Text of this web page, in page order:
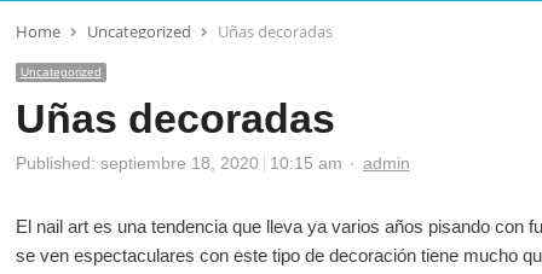
Home Uncategorized Uñas decoradas
Uncategorized
Uñas decoradas
Published: septiembre 18, 2020 10:15 am Author
admin
El nail art es una tendencia que lleva ya varios años pisando con
se ven espectaculares con este tipo de decoración tiene mucho